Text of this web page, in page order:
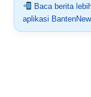
Baca berita
aplikasi